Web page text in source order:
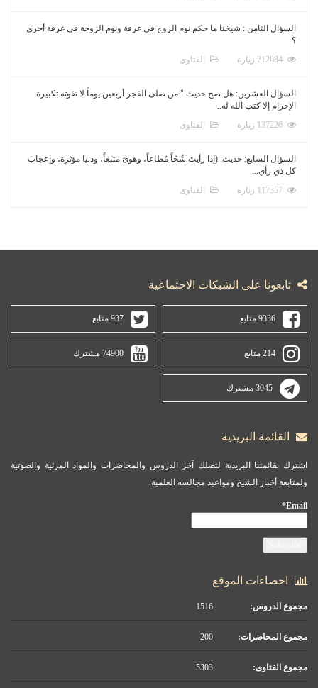
السؤال الثامن : شيخنا ما حكم نوم الزوج في غرفة ونوم الزوجة في غرفة أخرى
؟
الفتاوى
السؤال العشرين: هل صح حديث " من صلى الفجر أربعين يوماً لا تفوته تكبيرة
الإحرام إلا كتب الله له...
الفتاوى
السؤال السابع: حديث: (إذا رأيتَ شُحّاً مُطاعاً، وهوىً متبَعاً، ودنيا مؤثرة، وإعجابَ
كل ذي رأي...
الفتاوى
تابعونا على الشبكات الاجتماعية
9336 متابع 937 متابع
214 متابع 74900 مشترك
3045 مشترك
القائمة البريدية
اشترك بقائمتنا البريدية لتصلك آخر الدروس والمحاضرات والمواد المرئية والصوتية
ولمتابعة أخبار الشيخ ومواعيد مجالسه العلمية.
Email*
احصاءات الموقع
مجموع الدروس:
مجموع المحاضرات:
مجموع الفتاوى: